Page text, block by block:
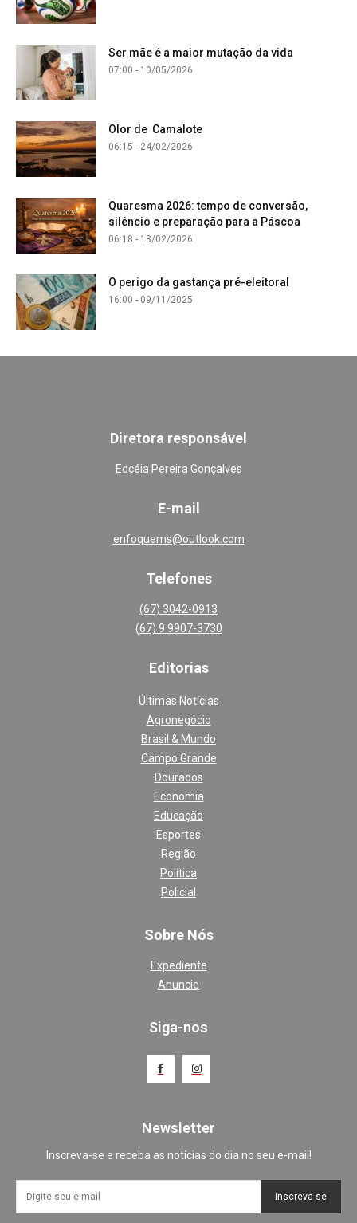
Ser mãe é a maior mutação da vida
07:00 - 10/05/2026
Olor de Camalote
06:15 - 24/02/2026
Quaresma 2026: tempo de conversão,
silêncio e preparação para a Páscoa
06:18 - 18/02/2026
O perigo da gastança pré-eleitoral
16:00 - 09/11/2025
Diretora responsável
Edcéia Pereira Gonçalves
E-mail
enfoquems@outlook.com
Telefones
(67) 3042-0913
(67) 9 9907-3730
Editorias
Últimas Notícias
Agronegócio
Brasil & Mundo
Campo Grande
Dourados
Economia
Educação
Esportes
Região
Política
Policial
Sobre Nós
Expediente
Anuncie
Siga-nos
Newsletter
Inscreva-se e receba as notícias do dia no seu e-mail!
Inscreva-se